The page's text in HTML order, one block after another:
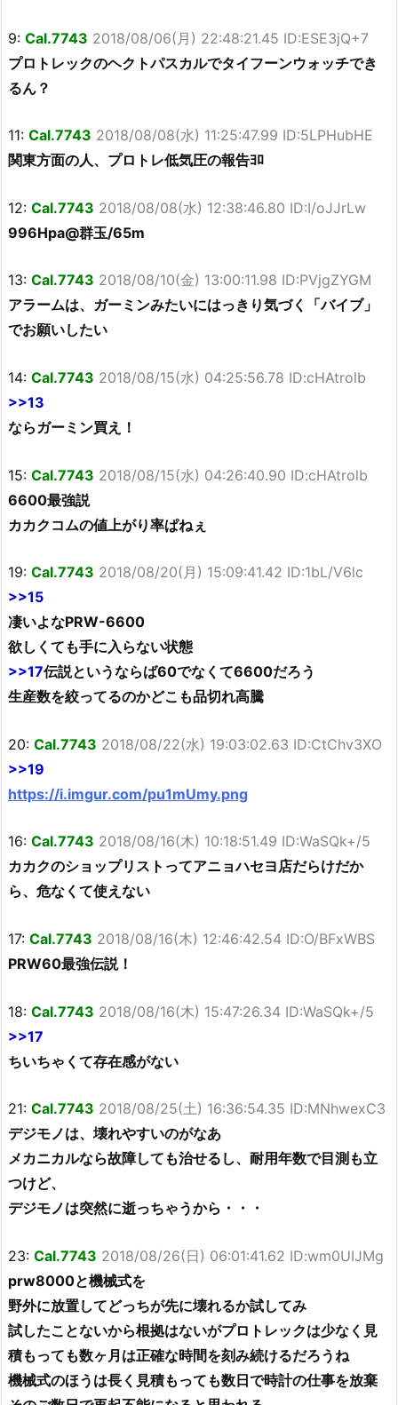
9: Cal.7743 2018/08/06(月) 22:48:21.45 ID:ESE3jQ+7
プロトレックのヘクトパスカルでタイフーンウォッチでき
るん？
11: Cal.7743 2018/08/08(水) 11:25:47.99 ID:5LPHubHE
関東方面の人、プロトレ低気圧の報告ﾖﾛ
12: Cal.7743 2018/08/08(水) 12:38:46.80 ID:I/oJJrLw
996Hpa@群玉/65m
13: Cal.7743 2018/08/10(金) 13:00:11.98 ID:PVjgZYGM
アラームは、ガーミンみたいにはっきり気づく「バイブ」
でお願いしたい
14: Cal.7743 2018/08/15(水) 04:25:56.78 ID:cHAtrolb
>>13
ならガーミン買え！
15: Cal.7743 2018/08/15(水) 04:26:40.90 ID:cHAtrolb
6600最強説
カカクコムの値上がり率ぱねぇ
19: Cal.7743 2018/08/20(月) 15:09:41.42 ID:1bL/V6lc
>>15
凄いよなPRW-6600
欲しくても手に入らない状態
>>17伝説というならば60でなくて6600だろう
生産数を絞ってるのかどこも品切れ高騰
20: Cal.7743 2018/08/22(水) 19:03:02.63 ID:CtChv3XO
>>19
https://i.imgur.com/pu1mUmy.png
16: Cal.7743 2018/08/16(木) 10:18:51.49 ID:WaSQk+/5
カカクのショップリストってアニョハセヨ店だらけだか
ら、危なくて使えない
17: Cal.7743 2018/08/16(木) 12:46:42.54 ID:O/BFxWBS
PRW60最強伝説！
18: Cal.7743 2018/08/16(木) 15:47:26.34 ID:WaSQk+/5
>>17
ちいちゃくて存在感がない
21: Cal.7743 2018/08/25(土) 16:36:54.35 ID:MNhwexC3
デジモノは、壊れやすいのがなあ
メカニカルなら故障しても治せるし、耐用年数で目測も立
つけど、
デジモノは突然に逝っちゃうから・・・
23: Cal.7743 2018/08/26(日) 06:01:41.62 ID:wm0UIJMg
prw8000と機械式を
野外に放置してどっちが先に壊れるか試してみ
試したことないから根拠はないがプロトレックは少なく見
積もっても数ヶ月は正確な時間を刻み続けるだろうね
機械式のほうは長く見積もっても数日で時計の仕事を放棄